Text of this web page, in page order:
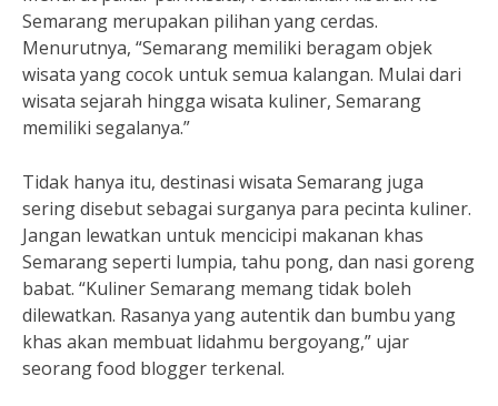
Semarang merupakan pilihan yang cerdas.
Menurutnya, “Semarang memiliki beragam objek
wisata yang cocok untuk semua kalangan. Mulai dari
wisata sejarah hingga wisata kuliner, Semarang
memiliki segalanya.”
Tidak hanya itu, destinasi wisata Semarang juga
sering disebut sebagai surganya para pecinta kuliner.
Jangan lewatkan untuk mencicipi makanan khas
Semarang seperti lumpia, tahu pong, dan nasi goreng
babat. “Kuliner Semarang memang tidak boleh
dilewatkan. Rasanya yang autentik dan bumbu yang
khas akan membuat lidahmu bergoyang,” ujar
seorang food blogger terkenal.